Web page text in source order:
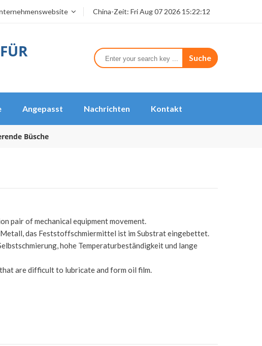
China-Zeit: Fri Aug 07 2026 15:22:12
Suche
Angepasst Nachrichten Kontakt
Büsche
pair of mechanical equipment movement.
das Feststoffschmiermittel ist im Substrat eingebettet.
hohe Temperaturbeständigkeit und lange
are difficult to lubricate and form oil film.